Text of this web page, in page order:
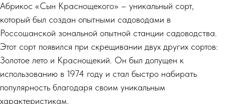
Абрикос «Сын Краснощекого» – уникальный сорт,
который был создан опытными садоводами в
Россошанской зональной опытной станции садоводства.
Этот сорт появился при скрещивании двух других сортов:
Золотое лето и Краснощекий. Он был допущен к
использованию в 1974 году и стал быстро набирать
популярность благодаря своим уникальным
характеристикам.